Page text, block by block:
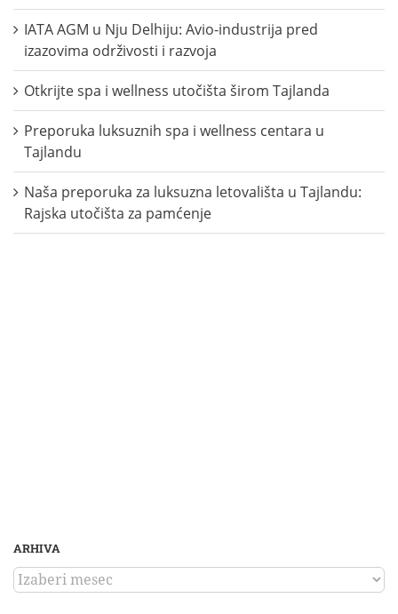
IATA AGM u Nju Delhiju: Avio-industrija pred
izazovima održivosti i razvoja
Otkrijte spa i wellness utočišta širom Tajlanda
Preporuka luksuznih spa i wellness centara u
Tajlandu
Naša preporuka za luksuzna letovališta u Tajlandu:
Rajska utočišta za pamćenje
ARHIVA
ARHIVA